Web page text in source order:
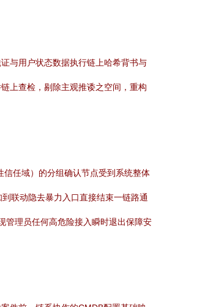
与用户状态数据执行链上哈希背书与
上查检，剔除主观推诿之空间，重构
任域）的分组确认节点受到系统整体
联动隐去暴力入口直接结束一链路通
管理员任何高危险接入瞬时退出保障安